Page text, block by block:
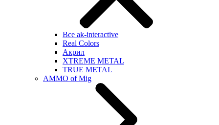
Все ak-interactive
Real Colors
Акрил
XTREME METAL
TRUE METAL
AMMO of Mig